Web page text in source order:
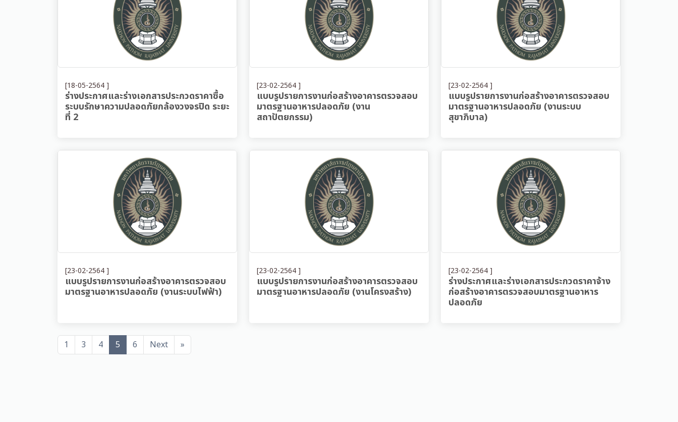
[18-05-2564 ]
ร่างประกาศและร่างเอกสารประกวดราคาซื้อ
ระบบรักษาความปลอดภัยกล้องวงจรปิด ระยะ
ที่ 2
[23-02-2564 ]
แบบรูปรายการงานก่อสร้างอาคารตรวจสอบ
มาตรฐานอาหารปลอดภัย (งาน
สถาปัตยกรรม)
[23-02-2564 ]
แบบรูปรายการงานก่อสร้างอาคารตรวจสอบ
มาตรฐานอาหารปลอดภัย (งานระบบ
สุขาภิบาล)
[23-02-2564 ]
แบบรูปรายการงานก่อสร้างอาคารตรวจสอบ
มาตรฐานอาหารปลอดภัย (งานระบบไฟฟ้า)
[23-02-2564 ]
แบบรูปรายการงานก่อสร้างอาคารตรวจสอบ
มาตรฐานอาหารปลอดภัย (งานโครงสร้าง)
[23-02-2564 ]
ร่างประกาศและร่างเอกสารประกวดราคาจ้าง
ก่อสร้างอาคารตรวจสอบมาตรฐานอาหาร
ปลอดภัย
1 3 4 5 6 Next »